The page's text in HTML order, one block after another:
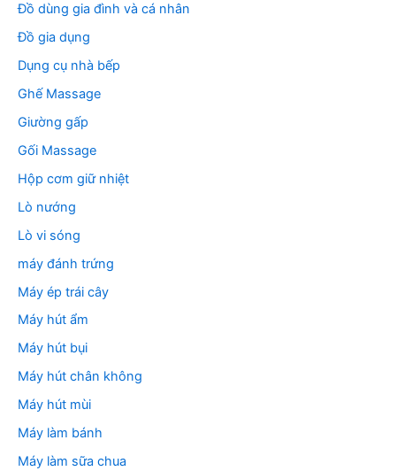
Đồ dùng gia đình và cá nhân
Đồ gia dụng
Dụng cụ nhà bếp
Ghế Massage
Giường gấp
Gối Massage
Hộp cơm giữ nhiệt
Lò nướng
Lò vi sóng
máy đánh trứng
Máy ép trái cây
Máy hút ẩm
Máy hút bụi
Máy hút chân không
Máy hút mùi
Máy làm bánh
Máy làm sữa chua